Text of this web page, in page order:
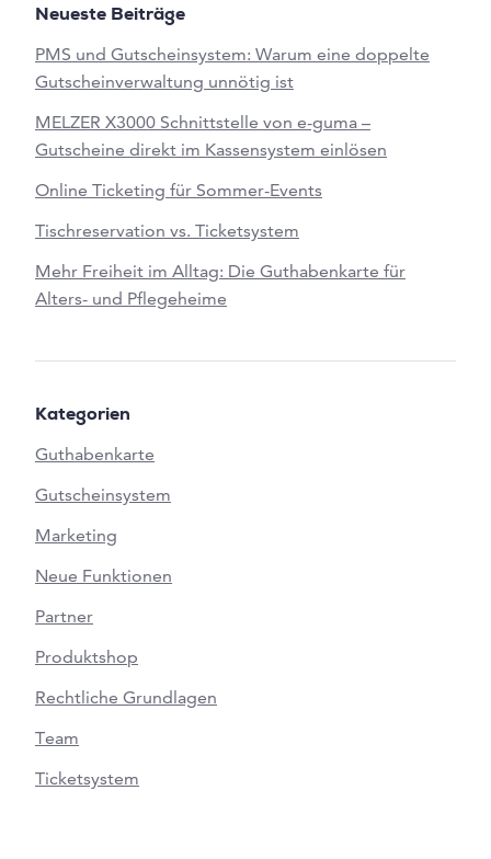
Neueste Beiträge
PMS und Gutscheinsystem: Warum eine doppelte
Gutscheinverwaltung unnötig ist
MELZER X3000 Schnittstelle von e-guma –
Gutscheine direkt im Kassensystem einlösen
Online Ticketing für Sommer-Events
Tischreservation vs. Ticketsystem
Mehr Freiheit im Alltag: Die Guthabenkarte für
Alters- und Pflegeheime
Kategorien
Guthabenkarte
Gutscheinsystem
Marketing
Neue Funktionen
Partner
Produktshop
Rechtliche Grundlagen
Team
Ticketsystem